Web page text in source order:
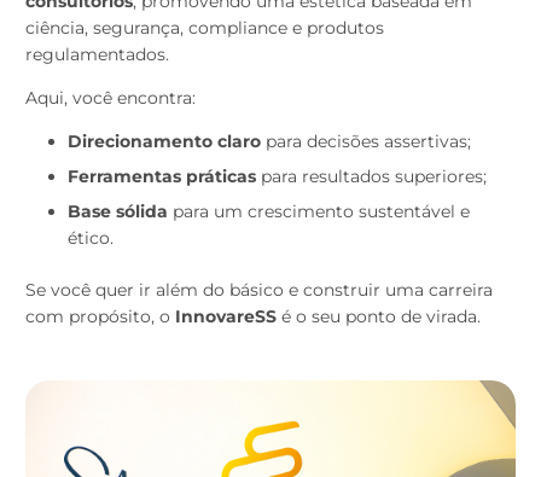
ciência, segurança, compliance e produtos
regulamentados.
Aqui, você encontra:
Direcionamento claro para decisões assertivas;
Ferramentas práticas para resultados superiores;
Base sólida para um crescimento sustentável e
ético.
Se você quer ir além do básico e construir uma carreira
com propósito, o InnovareSS é o seu ponto de virada.